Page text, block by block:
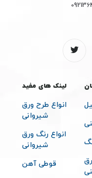
لینک های مفید
انواع طرح ورق
شیروانی
انواع رنگ ورق
شیروانی
قوطی آهن